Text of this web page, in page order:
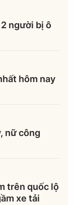
Giảng Võ,
người bị ô
hôm nay
nữ công
trên quốc lộ
xe tải